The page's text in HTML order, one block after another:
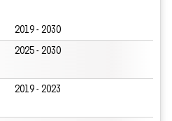
2019 - 2030
2025 - 2030
2019 - 2023